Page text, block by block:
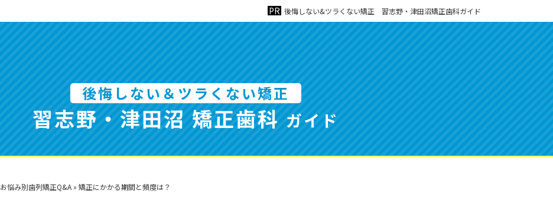
後悔しない&ツラくない矯正 習志野・津田沼矯正歯科ガイド
後悔しない＆ツラくない矯正
習志野・津田沼 矯正歯科ガイド
お悩み別歯列矯正Q&A » 矯正にかかる期間と頻度は？